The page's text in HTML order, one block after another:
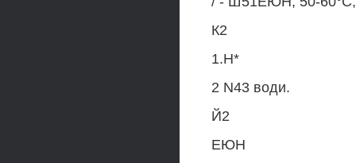
К2
1.Н*
2 N43 води.
Й2
ЕЮН